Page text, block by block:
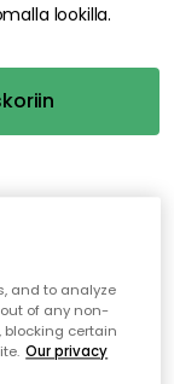
lookilla.
and to analyze
of any non-
blocking certain
Our privacy